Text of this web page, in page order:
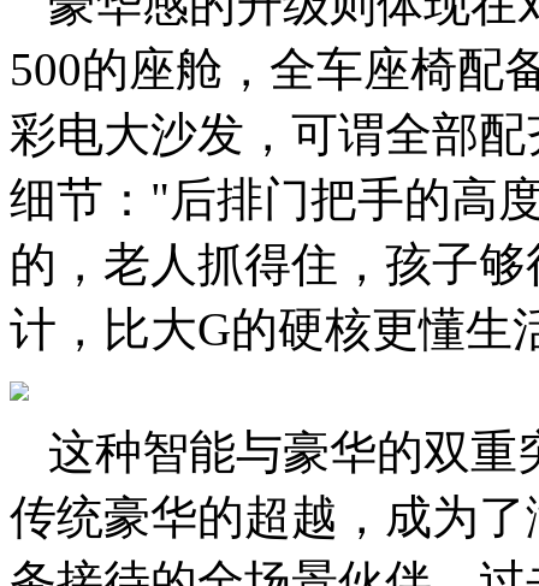
500的座舱，全车座椅配
彩电大沙发，可谓全部
细节："后排门把手的高
的，老人抓得住，孩子
计，比大G的硬核更懂生
这种智能与豪华的双重
传统豪华的超越，成为